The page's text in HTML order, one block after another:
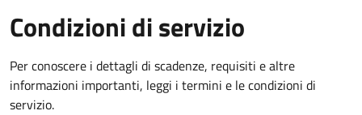
Condizioni di servizio
Per conoscere i dettagli di scadenze, requisiti e altre
informazioni importanti, leggi i termini e le condizioni di
servizio.